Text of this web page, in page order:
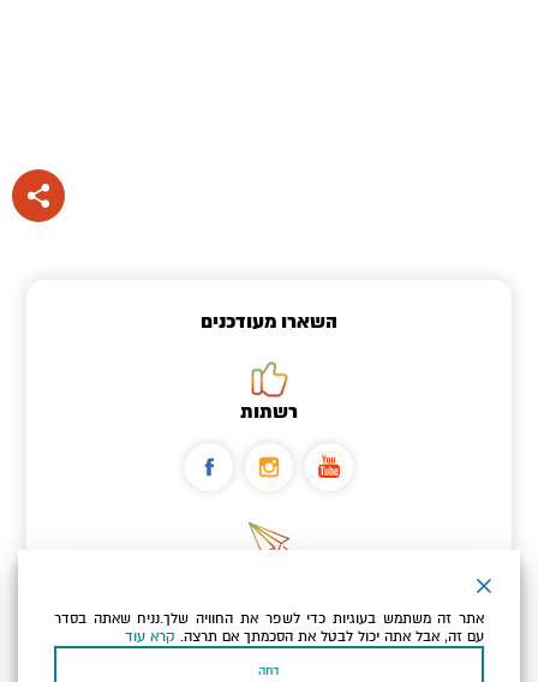
השארו מעודכנים
רשתות
כתובת הדוא"ל שלך
אתר זה משתמש בעוגיות כדי לשפר את החוויה שלך.נניח שאתה בסדר
עם זה, אבל אתה יכול לבטל את הסכמתך אם תרצה. קרא עוד
דחה